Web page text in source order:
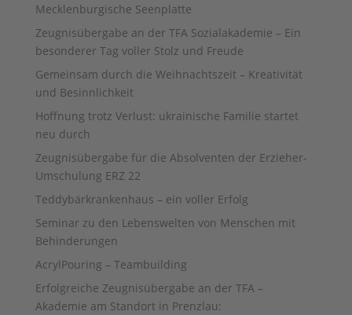
Mecklenburgische Seenplatte
Zeugnisübergabe an der TFA Sozialakademie – Ein
besonderer Tag voller Stolz und Freude
Gemeinsam durch die Weihnachtszeit – Kreativität
und Besinnlichkeit
Hoffnung trotz Verlust: ukrainische Familie startet
neu durch
Zeugnisübergabe für die Absolventen der Erzieher-
Umschulung ERZ 22
Teddybärkrankenhaus – ein voller Erfolg
Seminar zu den Lebenswelten von Menschen mit
Behinderungen
AcrylPouring – Teambuilding
Erfolgreiche Zeugnisübergabe an der TFA –
Akademie am Standort in Prenzlau: